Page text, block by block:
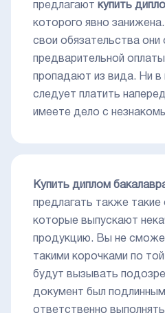
предлагают купить
которого явно
свои обязательства
предварительной
пропадают из вида. Ни в
следует платить
имеете дело с
Купить диплом
предлагать также такие
которые выпускают
продукцию. Вы не
такими корочками по той
будут вызывать
документ был
ответственно